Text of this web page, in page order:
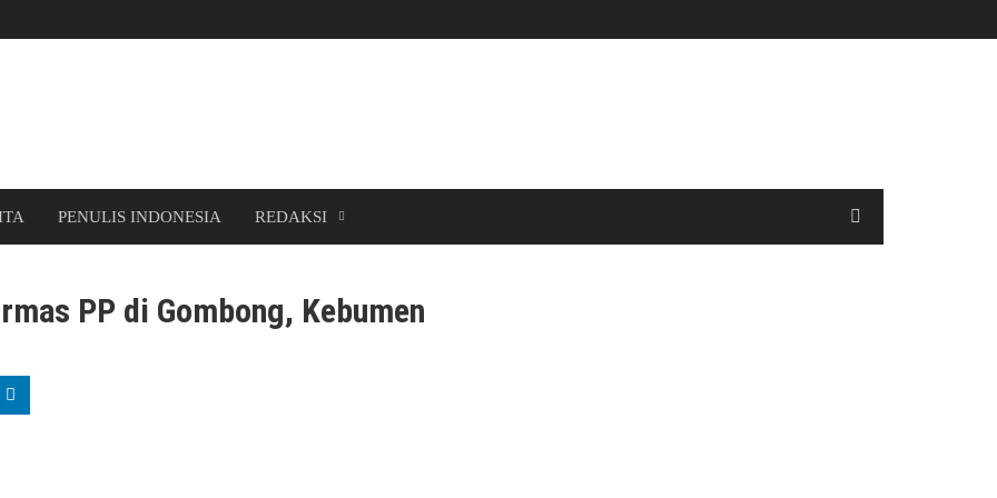
PENULIS INDONESIA REDAKSI
PP di Gombong, Kebumen